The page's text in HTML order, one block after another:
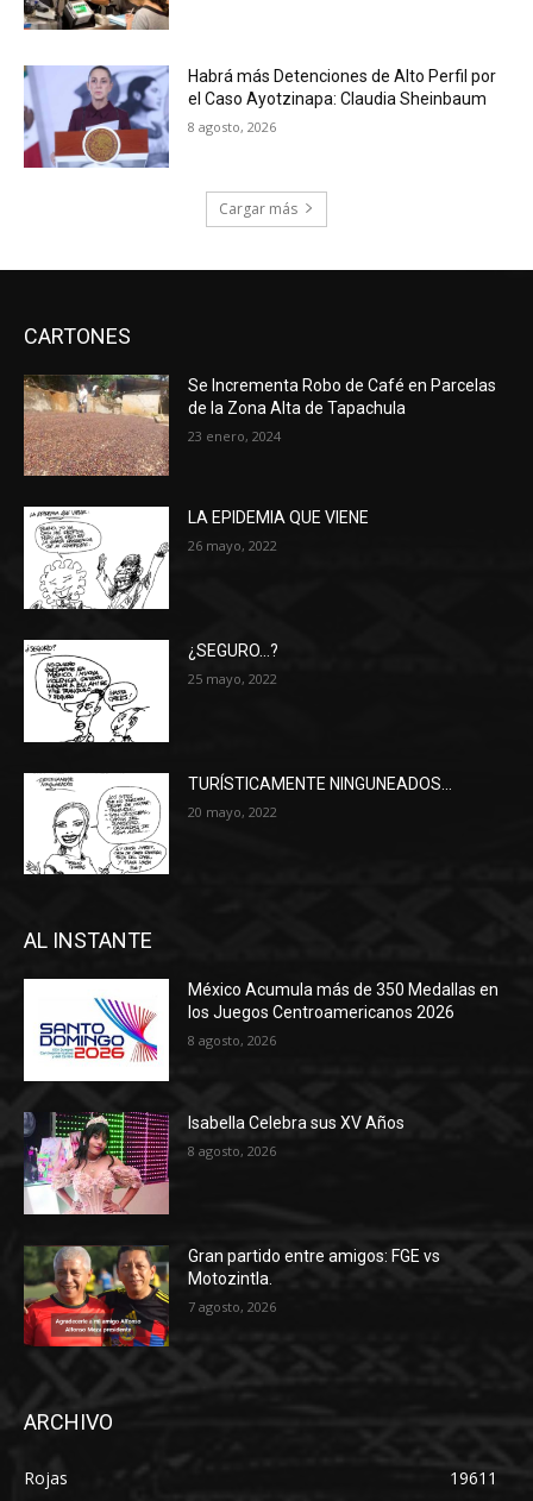
Habrá más Detenciones de Alto Perfil por
el Caso Ayotzinapa: Claudia Sheinbaum
8 agosto, 2026
Cargar más
CARTONES
Se Incrementa Robo de Café en Parcelas
de la Zona Alta de Tapachula
23 enero, 2024
LA EPIDEMIA QUE VIENE
26 mayo, 2022
¿SEGURO…?
25 mayo, 2022
TURÍSTICAMENTE NINGUNEADOS…
20 mayo, 2022
AL INSTANTE
México Acumula más de 350 Medallas en
los Juegos Centroamericanos 2026
8 agosto, 2026
Isabella Celebra sus XV Años
8 agosto, 2026
Gran partido entre amigos: FGE vs
Motozintla.
7 agosto, 2026
ARCHIVO
Rojas
19611